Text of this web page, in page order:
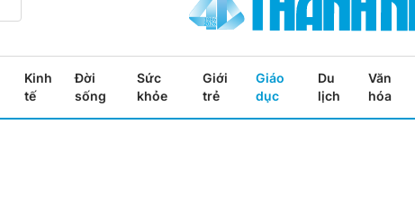
Kinh
tế
Đời
sống
Sức
khỏe
Giới
trẻ
Giáo
dục
Du
lịch
Văn
hóa